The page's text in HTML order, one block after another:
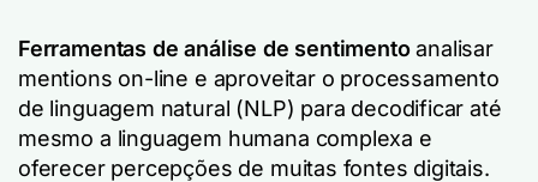
Ferramentas de análise de sentimentoanalisar
mentions on-line e aproveitar o processamento
de linguagem natural (NLP) para decodificar até
mesmo a linguagem humana complexa e
oferecer percepções de muitas fontes digitais.